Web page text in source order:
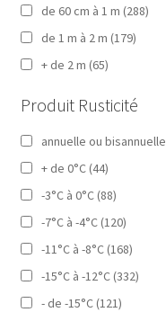
de 60 cm à 1 m (288)
de 1 m à 2 m (179)
+ de 2 m (65)
Produit Rusticité
annuelle ou bisannuelle
+ de 0°C (44)
-3°C à 0°C (88)
-7°C à -4°C (120)
-11°C à -8°C (168)
-15°C à -12°C (332)
- de -15°C (121)